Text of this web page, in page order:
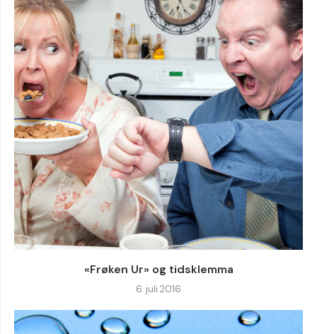
«Frøken Ur» og tidsklemma
6. juli 2016